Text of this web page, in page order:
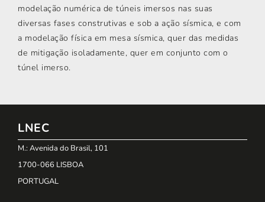
modelação numérica de túneis imersos nas suas
diversas fases construtivas e sob a ação sísmica, e com
a modelação física em mesa sísmica, quer das medidas
de mitigação isoladamente, quer em conjunto com o
túnel imerso.
LNEC
M.: Avenida do Brasil, 101
1700-066 LISBOA
PORTUGAL